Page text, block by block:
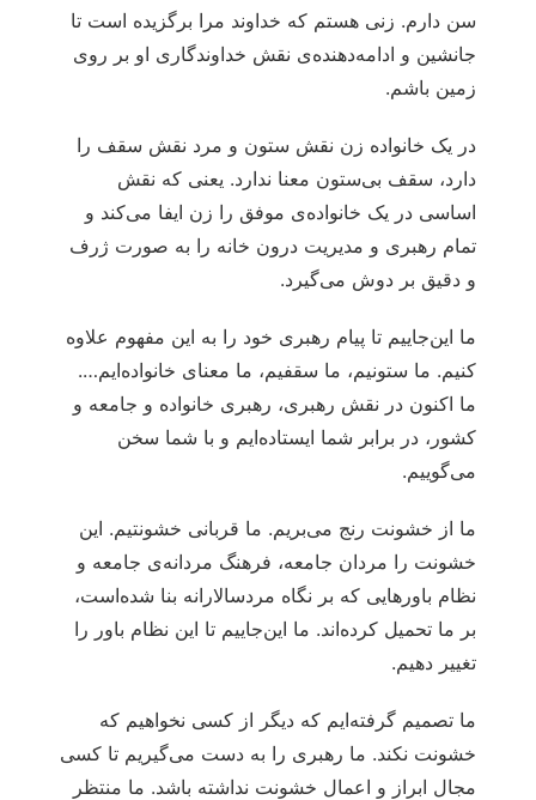
سن دارم. زنی هستم که خداوند مرا برگزیده است تا
جانشین و ادامه‌دهنده‌ی نقش خداوندگاری او بر روی
زمین باشم.
در یک خانواده زن نقش ستون و مرد نقش سقف را
دارد، سقف بی‌ستون معنا ندارد. یعنی که نقش
اساسی در یک خانواده‌ی موفق را زن ایفا می‌کند و
تمام رهبری و مدیریت درون خانه را به صورت ژرف
و دقیق بر دوش می‌گیرد.
ما این‌جاییم تا پیام رهبری خود را به این مفهوم علاوه
کنیم. ما ستونیم، ما سقفیم، ما معنای خانواده‌ایم….
ما اکنون در نقش رهبری، رهبری خانواده و جامعه و
کشور، در برابر شما ایستاده‌ایم و با شما سخن
می‌گوییم.
ما از خشونت رنج می‌بریم. ما قربانی خشونتیم. این
خشونت را مردان جامعه، فرهنگ مردانه‌ی جامعه و
نظام باورهایی که بر نگاه مردسالارانه بنا شده‌است،
بر ما تحمیل کرده‌اند. ما این‌جاییم تا این نظام باور را
تغییر دهیم.
ما تصمیم گرفته‌ایم که دیگر از کسی نخواهیم که
خشونت نکند. ما رهبری را به دست می‌گیریم تا کسی
مجال ابراز و اعمال خشونت نداشته باشد. ما منتظر